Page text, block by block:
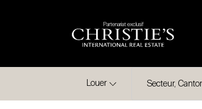
Partenariat exclusif
Louer